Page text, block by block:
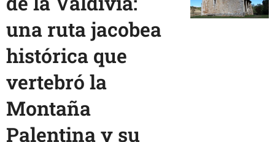
una ruta jacobea
histórica que
vertebró la
Montaña
Palentina y su